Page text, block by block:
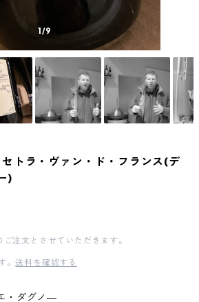
1/9
トラ・ヴァン・ド・フランス(デ
)
ご注文とさせていただきます。
。送料を確認する
・ダグノ―